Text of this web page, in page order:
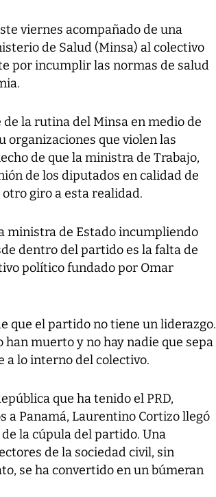
viernes acompañado de una
de Salud (Minsa) al colectivo
por incumplir las normas de salud
la rutina del Minsa en medio de
organizaciones que violen las
de que la ministra de Trabajo,
de los diputados en calidad de
giro a esta realidad.
ministra de Estado incumpliendo
dentro del partido es la falta de
político fundado por Omar
que el partido no tiene un liderazgo.
muerto y no hay nadie que sepa
a lo interno del colectivo.
que ha tenido el PRD,
a Panamá, Laurentino Cortizo llegó
la cúpula del partido. Una
de la sociedad civil, sin
se ha convertido en un búmeran